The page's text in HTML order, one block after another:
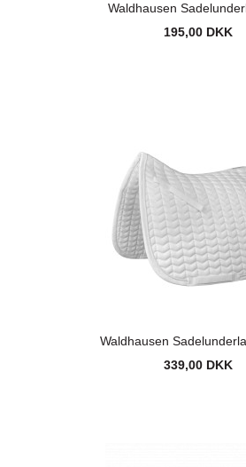
Waldhausen
195,00 DKK
Waldhausen
339,00 DKK